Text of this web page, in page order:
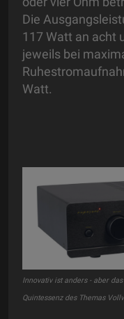
Die
117 Watt an acht
jeweils bei
Watt.
Innovativ ist anders - aber
Quintessenz des Themas